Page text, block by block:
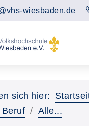
wiesbaden.de
sich hier:
Beruf
Alle...